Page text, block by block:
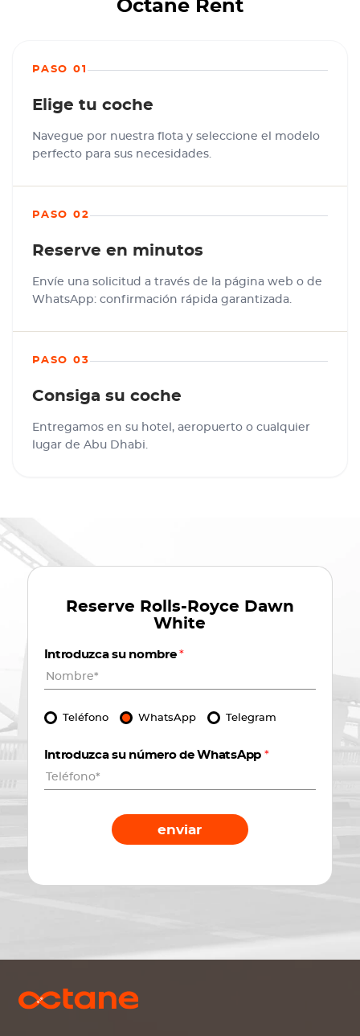
Octane Rent
PASO 01
Elige tu coche
Navegue por nuestra flota y seleccione el modelo
perfecto para sus necesidades.
PASO 02
Reserve en minutos
Envíe una solicitud a través de la página web o de
WhatsApp: confirmación rápida garantizada.
PASO 03
Consiga su coche
Entregamos en su hotel, aeropuerto o cualquier
lugar de Abu Dhabi.
Reserve Rolls-Royce Dawn
White
Introduzca su nombre*
Teléfono WhatsApp Telegram
Introduzca su número de WhatsApp *
enviar